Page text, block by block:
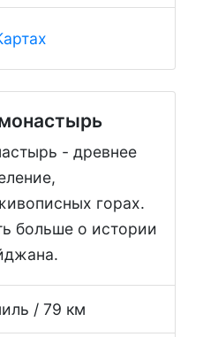
- древнее
горах.
больше о истории
/ 79 км